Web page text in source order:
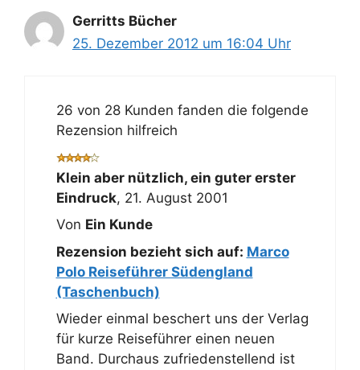
Gerritts Bücher
25. Dezember 2012 um 16:04 Uhr
26 von 28 Kunden fanden die folgende
Rezension hilfreich
Klein aber nützlich, ein guter erster
Eindruck, 21. August 2001
Von Ein Kunde
Rezension bezieht sich auf: Marco
Polo Reiseführer Südengland
(Taschenbuch)
Wieder einmal beschert uns der Verlag
für kurze Reiseführer einen neuen
Band. Durchaus zufriedenstellend ist